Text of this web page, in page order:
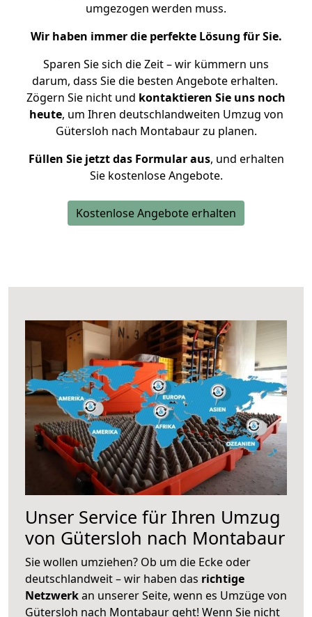
umgezogen werden muss.
Wir haben immer die perfekte Lösung für Sie.
Sparen Sie sich die Zeit – wir kümmern uns
darum, dass Sie die besten Angebote erhalten.
Zögern Sie nicht und kontaktieren Sie uns noch
heute, um Ihren deutschlandweiten Umzug von
Gütersloh nach Montabaur zu planen.
Füllen Sie jetzt das Formular aus, und erhalten
Sie kostenlose Angebote.
Kostenlose Angebote erhalten
Unser Service für Ihren Umzug
von Gütersloh nach Montabaur
Sie wollen umziehen? Ob um die Ecke oder
deutschlandweit – wir haben das richtige
Netzwerkan unserer Seite, wenn es Umzüge von
Gütersloh nach Montabaur geht! Wenn Sie nicht